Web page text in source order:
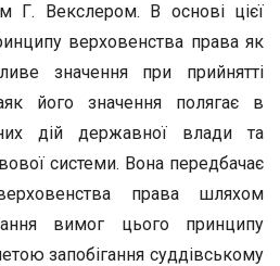
Г. Векслером. В основі цієї
верховенства права як
значення при прийнятті
його значення полягає в
дій державної влади та
системи. Вона передбачає
права шляхом
вимог цього принципу
запобігання суддівському